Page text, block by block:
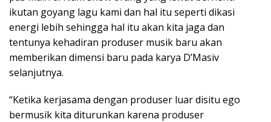
ikutan goyang lagu kami dan hal itu seperti dikasi
energi lebih sehingga hal itu akan kita jaga dan
tentunya kehadiran produser musik baru akan
memberikan dimensi baru pada karya D’Masiv
selanjutnya.
“Ketika kerjasama dengan produser luar disitu ego
bermusik kita diturunkan karena produser